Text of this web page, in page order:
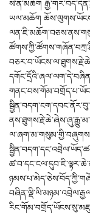
སི་ན་མཆོག
ཡལ་མཆོག